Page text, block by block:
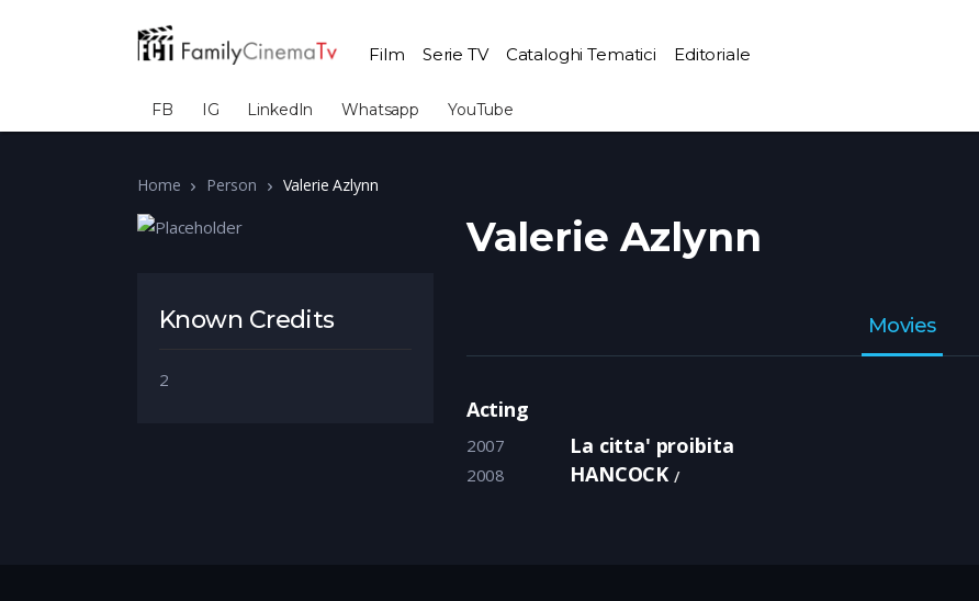
Film Serie TV Cataloghi Tematici Editoriale
FB IG LinkedIn Whatsapp YouTube
Home Person Valerie Azlynn
Known Credits
2
Valerie Azlynn
Movies
Acting
2007 La citta' proibita
2008 HANCOCK